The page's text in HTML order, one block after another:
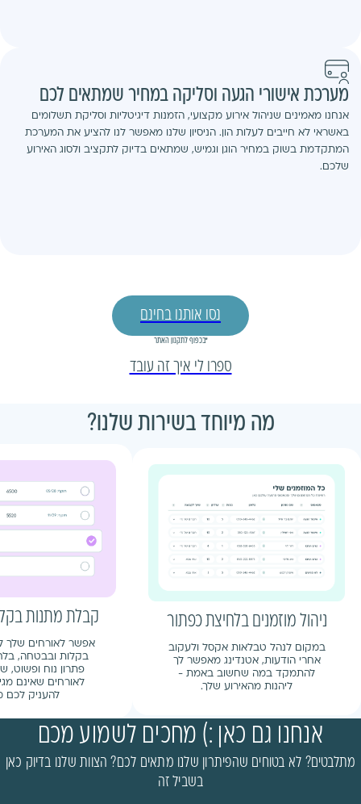
מערכת אישורי הגעה וסליקה במחיר שמתאים לכם
אנחנו מאמינים שניהול אירוע מקצועי, הזמנות דיגיטליות וסליקת תשלומים
באשראי לא חייבים לעלות הון. הניסיון שלנו מאפשר לנו להציע את המערכת
המתקדמת בשוק במחיר הוגן וגמיש, שמתאים בדיוק לתקציב ולסוג האירוע
שלכם.
נסו אותנו בחינם
*בכפוף לתקנון האתר
ספרו לי איך זה עובד
מה מיוחד בשירות שלנו?
ניהול מוזמנים בלחיצת כפתור
במקום לנהל טבלאות אקסל ולעקוב
אחרי הודעות, אטנדינג מאפשר לך
להתמקד במה שחשוב באמת -
ליהנות מהאירוע שלך.
קבלת מתנות
אפשר לאורחים שלך
בקלות ובבטחה,
פתרון נוח
לאורחים שאינם
להעניק לכם
אנחנו גם כאן :) מחכים לשמוע מכם
מתלבטים? לא בטוחים שהפיתרון שלנו מתאים לכם? הצוות שלנו בדיוק כאן
בשביל זה